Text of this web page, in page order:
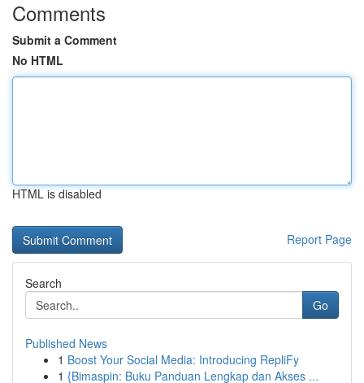
Comments
Submit a Comment
No HTML
HTML is disabled
Report Page
Search
Go
Published News
1 Boost Your Social Media: Introducing RepliFy
1 {Bimaspin: Buku Panduan Lengkap dan Akses ...